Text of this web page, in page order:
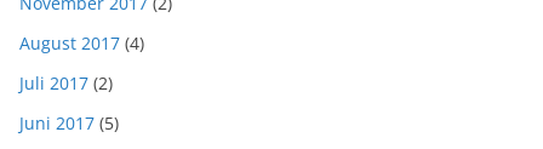
August 2017 (4)
Juli 2017 (2)
Juni 2017 (5)